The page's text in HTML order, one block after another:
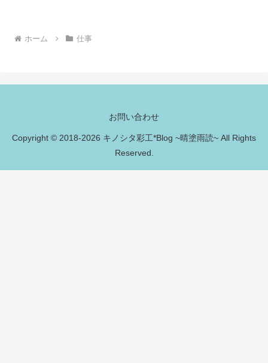
ホーム 仕事
お問い合わせ
Copyright © 2018-2026 キノシタ彩工*Blog ~晴塗雨読~ All Rights
Reserved.